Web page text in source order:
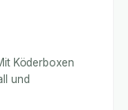
Köderboxen
und